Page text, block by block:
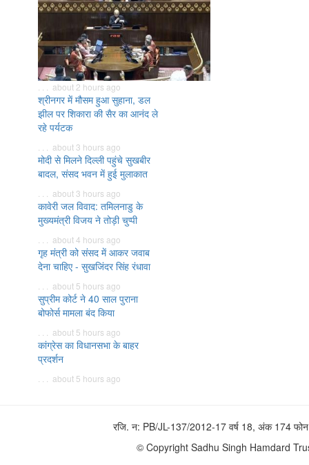
. . . about 2 hours ago
श्रीनगर में मौसम हुआ सुहाना, डल
झील पर शिकारा की सैर का आनंद ले
रहे पर्यटक
. . . about 3 hours ago
मोदी से मिलने दिल्ली पहुंचे सुखबीर
बादल, संसद भवन में हुई मुलाकात
. . . about 3 hours ago
कावेरी जल विवाद: तमिलनाडु के
मुख्यमंत्री विजय ने तोड़ी चुप्पी
. . . about 4 hours ago
गृह मंत्री को संसद में आकर जवाब
देना चाहिए - सुखजिंदर सिंह रंधावा
. . . about 5 hours ago
सुप्रीम कोर्ट ने 40 साल पुराना
बोफोर्स मामला बंद किया
. . . about 5 hours ago
कांग्रेस का विधानसभा के बाहर
प्रदर्शन
. . . about 5 hours ago
रजि. न: PB/JL-137/2012-17 वर्ष 18, अंक 174
© Copyright Sadhu Singh Hamdard